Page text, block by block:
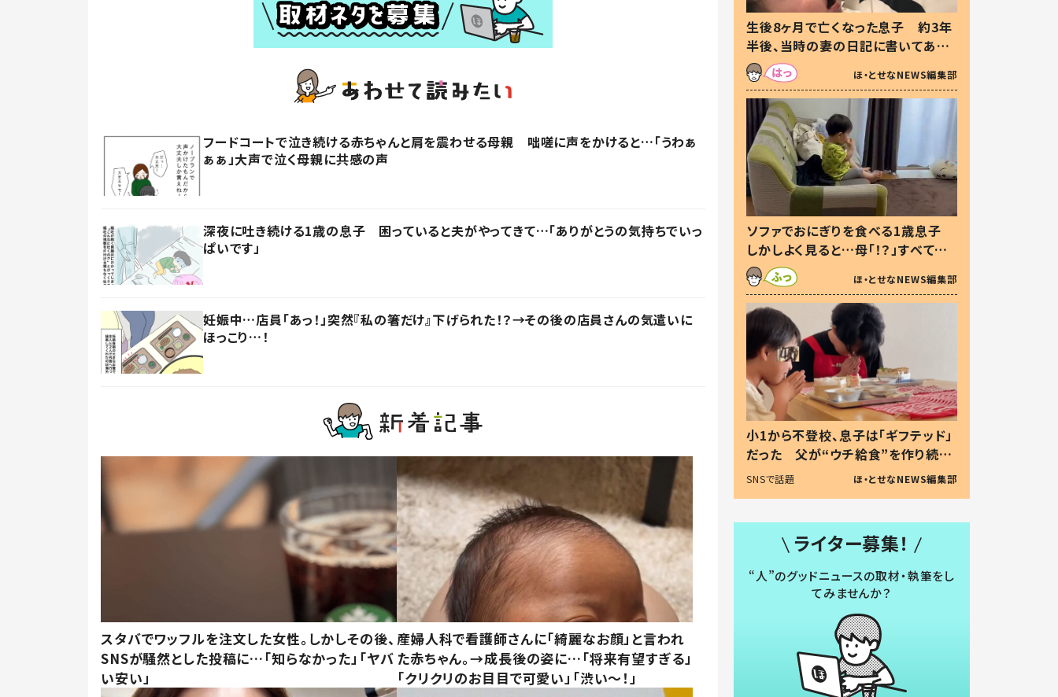
フードコートで泣き続ける赤ちゃんと肩を震わせる母親 咄嗟に声をかけると…「うわぁ
ぁぁ」大声で泣く母親に共感の声
深夜に吐き続ける1歳の息子 困っていると夫がやってきて…「ありがとうの気持ちでいっ
ぱいです」
妊娠中…店員「あっ！」突然『私の箸だけ』下げられた！？→その後の店員さんの気遣いに
ほっこり…！
スタバでワッフルを注文した女性。しかしその後、
SNSが騒然とした投稿に…「知らなかった」「ヤバ
い安い」
産婦人科で看護師さんに「綺麗なお顔」と言われ
た赤ちゃん。→成長後の姿に…「将来有望すぎる」
「クリクリのお目目で可愛い」「渋い～！」
生後8ヶ月で亡くなった息子 約3年
半後、当時の妻の日記に書いてあっ
た本音とは
ほ・とせなNEWS編集部
ソファでおにぎりを食べる1歳息子
しかしよく見ると…母「！？」すべてを
察した母の投稿に「可愛いから許
す！」「現行犯〜」
ほ・とせなNEWS編集部
小1から不登校、息子は「ギフテッド」
だった 父が“ウチ給食”を作り続け
る理由とは #令和の親 #令和の子
SNSで話題 ほ・とせなNEWS編集部
ライター募集！
“人”のグッドニュースの取材・執筆をし
てみませんか？